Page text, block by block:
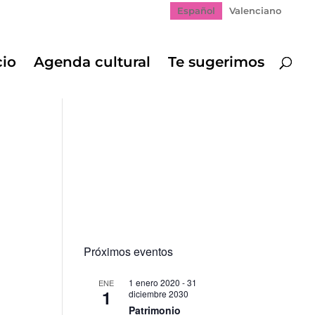
Español Valenciano
Agenda cultural Te sugerimos
Próximos eventos
ENE
1
1 enero 2020 -31
diciembre 2030
Patrimonio